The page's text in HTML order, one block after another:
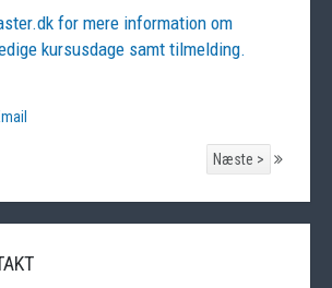
for mere information om
kursusdage samt tilmelding.
Næste >